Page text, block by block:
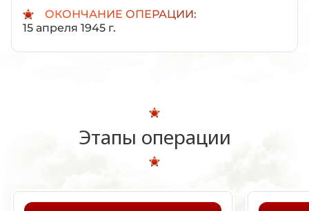
ОКОНЧАНИЕ ОПЕРАЦИИ:
15 апреля 1945 г.
Этапы операции